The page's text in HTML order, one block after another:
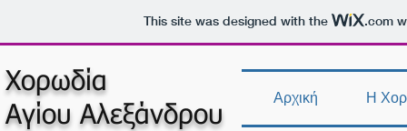
This site was designed with the .com
Χορωδία
Αγίου Αλεξάνδρου
Αρχική Η